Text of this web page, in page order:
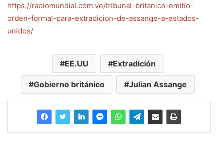
https://radiomundial.com.ve/tribunal-britanico-emitio-
orden-formal-para-extradicion-de-assange-a-estados-
unidos/
EE.UU Extradición
Gobierno británico Julian Assange